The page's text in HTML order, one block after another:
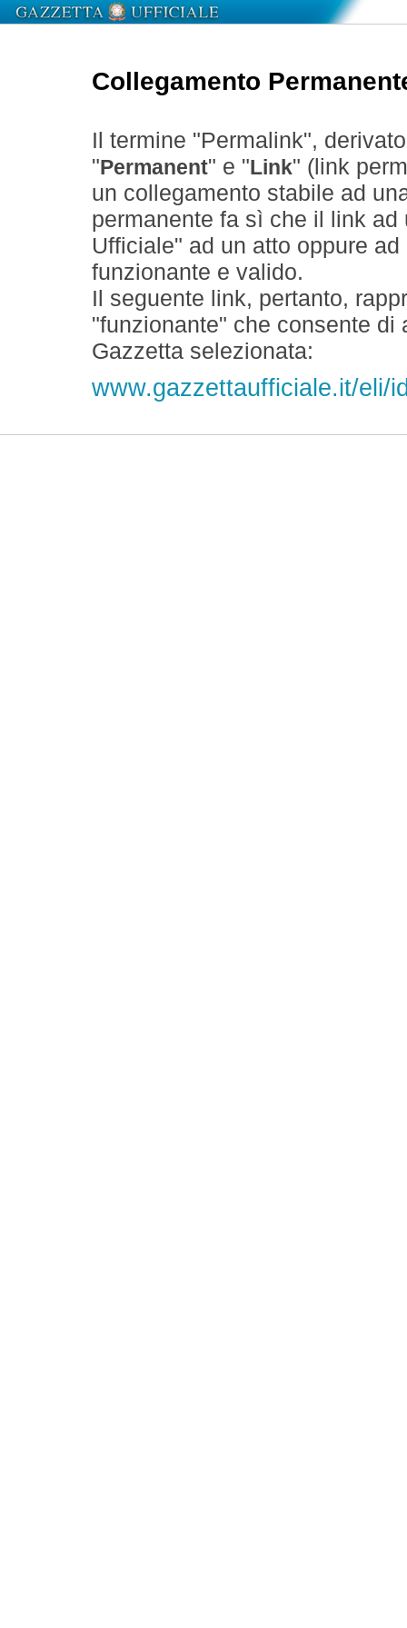
Collegamento
Il termine "Permalink",
" Permanent" e " Link" (link
un collegamento stabile ad
permanente fa sì che il link
Ufficiale" ad un atto oppure
funzionante e valido.
Il seguente link, pertanto,
"funzionante" che consente
Gazzetta selezionata:
www.gazzettaufficiale.it/eli/